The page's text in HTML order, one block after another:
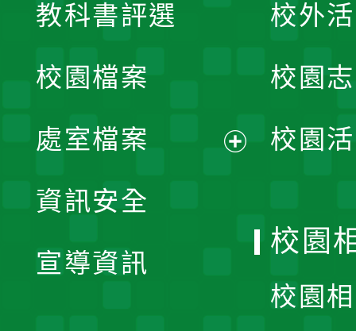
單
教科書評選
校園檔案
處室檔案
資訊安全
宣導資訊
校外
校園
校園
校園
校園